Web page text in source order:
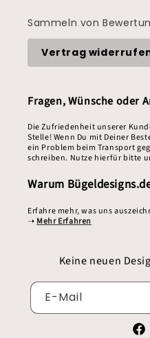
Sammeln von
Vertrag
Fragen, Wünsche oder
Die Zufriedenheit unserer
Stelle! Wenn Du mit Deiner
ein Problem beim Transport
schreiben. Nutze hierfür bitte
Warum
Erfahre mehr, was uns
➝Mehr Erfahren
Keine neuen
E-Mail